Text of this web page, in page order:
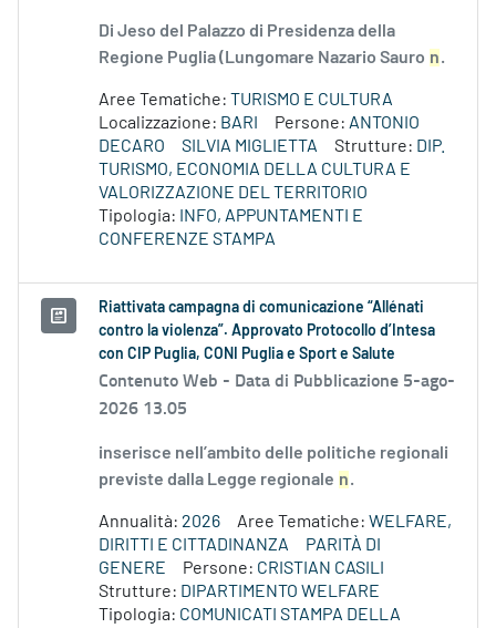
Di Jeso del Palazzo di Presidenza della
Regione Puglia (Lungomare Nazario Sauro n.
Aree Tematiche: TURISMO E CULTURA
Localizzazione: BARI Persone: ANTONIO
DECARO
SILVIA MIGLIETTA Strutture: DIP.
TURISMO, ECONOMIA DELLA CULTURA E
VALORIZZAZIONE DEL TERRITORIO
Tipologia:
INFO, APPUNTAMENTI E
CONFERENZE STAMPA
Riattivata campagna di comunicazione “Allénati
contro la violenza”. Approvato Protocollo d’Intesa
con CIP Puglia, CONI Puglia e Sport e Salute
Contenuto Web - Data di Pubblicazione 5-ago-
2026 13.05
inserisce nell’ambito delle politiche regionali
previste dalla Legge regionale n.
Annualità: 2026 Aree Tematiche: WELFARE,
DIRITTI E CITTADINANZA
PARITÀ DI
GENERE
Persone: CRISTIAN CASILI
Strutture: DIPARTIMENTO WELFARE
Tipologia: COMUNICATI STAMPA DELLA